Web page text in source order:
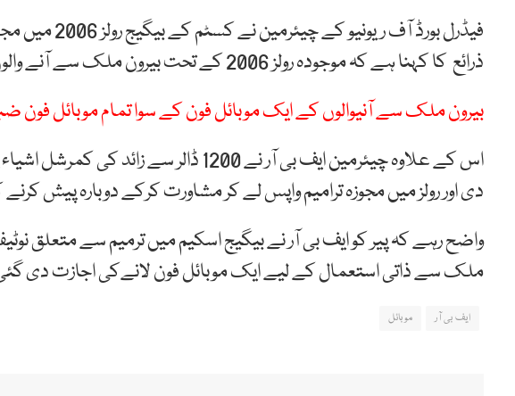
فیڈرل بورڈ آف
ذرائع کا کہنا ہے کہ موجودہ رولز 2006 کے تحت بیرون ملک سے آنے والوں کو 2 موبائل فون لانے کی اجازت برقرار ہے۔
بیرون ملک سے آنیوالوں کے ایک موبائل فون کے سوا تمام موبائل فون
اس کے علاوہ چیئرمین ایف بی آر نے 1200
دی اور رولز میں مجوزہ ترامیم واپس لے کر مشاورت کرکے دوبارہ پیش
واضح رہے کہ پیر کو ایف بی آر نے بیگیج اسکیم میں ترمیم سے متعلق
ملک سے ذاتی استعمال کے لیے ایک موبائل فون لانےکی اجازت دی
ایف بی آر موبائل